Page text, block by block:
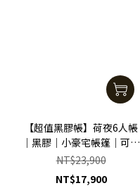
【超值黑膠帳】荷夜6人帳
｜黑膠｜小豪宅帳篷｜可大
可小多重運用
NT$23,900
NT$17,900